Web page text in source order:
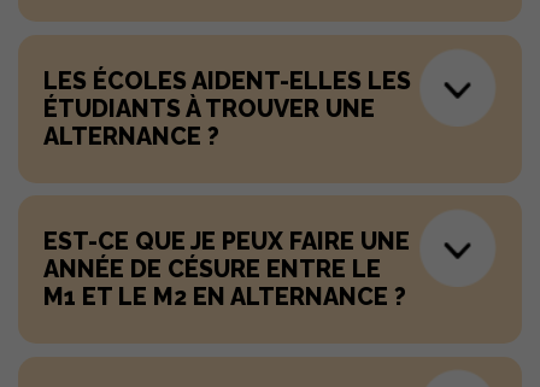
LES ÉCOLES AIDENT-ELLES LES
ÉTUDIANTS À TROUVER UNE
ALTERNANCE ?
EST-CE QUE JE PEUX FAIRE UNE
ANNÉE DE CÉSURE ENTRE LE
M1 ET LE M2 EN ALTERNANCE ?